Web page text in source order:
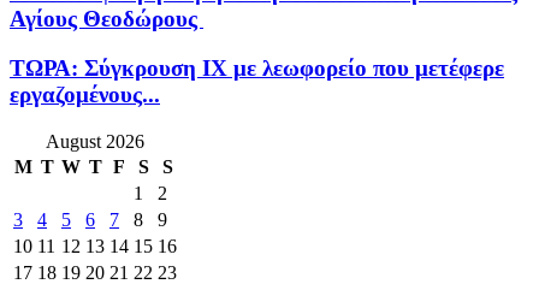
Αγίους Θεοδώρους
ΤΩΡΑ: Σύγκρουση ΙΧ με λεωφορείο που μετέφερε
εργαζομένους...
August 2026
M T W T F S
S
1
2
3
4 5 6 7 8
9
10 11 12 13 14 15 16
17 18 19 20 21 22 23